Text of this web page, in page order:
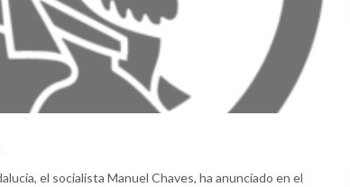
el socialista Manuel Chaves, ha anunciado en el